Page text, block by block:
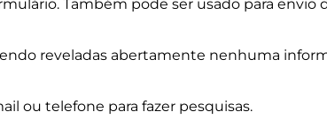
Também pode ser usado para envio
reveladas abertamente nenhuma
ou telefone para fazer pesquisas.